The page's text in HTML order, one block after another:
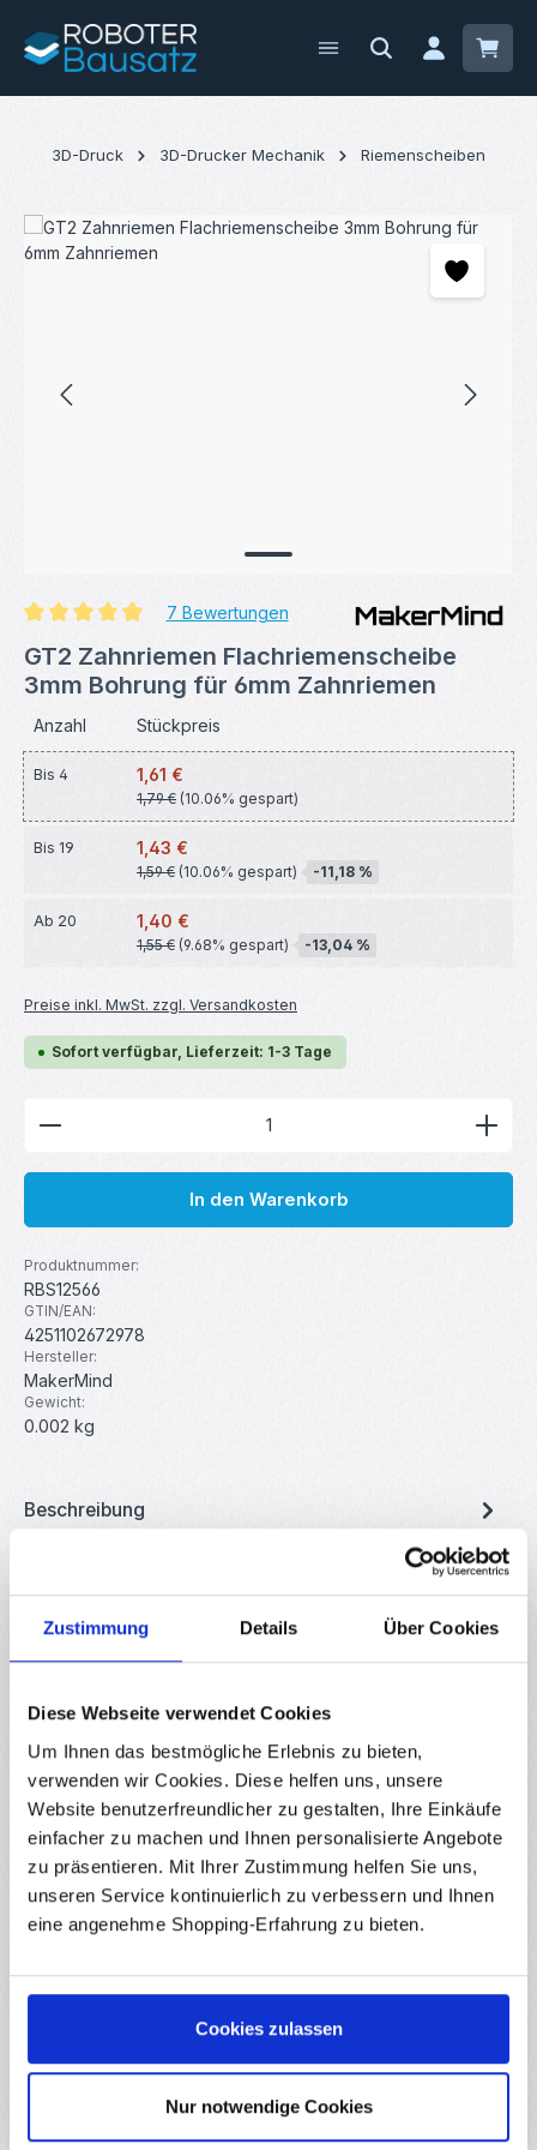
Zustimmung Details Über Cookies
Diese Webseite verwendet Cookies
Um Ihnen das bestmögliche Erlebnis zu bieten,
verwenden wir Cookies. Diese helfen uns, unsere
Website benutzerfreundlicher zu gestalten, Ihre Einkäufe
einfacher zu machen und Ihnen personalisierte Angebote
zu präsentieren. Mit Ihrer Zustimmung helfen Sie uns,
unseren Service kontinuierlich zu verbessern und Ihnen
eine angenehme Shopping-Erfahrung zu bieten.
Cookies zulassen
Nur notwendige Cookies
Zum Hauptinhalt springen
3D-Druck 3D-Drucker Mechanik Riemenscheiben
Bildergalerie überspringen
7 Bewertungen
GT2 Zahnriemen Flachriemenscheibe
3mm Bohrung für 6mm Zahnriemen
Anzahl Stückpreis
Bis 4 1,61 €
1,79 € (10.06% gespart)
Bis 19 1,43 €
1,59 € (10.06% gespart) -11,18 %
Ab 20 1,40 €
1,55 € (9.68% gespart) -13,04 %
Preise inkl. MwSt. zzgl. Versandkosten
Sofort verfügbar, Lieferzeit: 1-3 Tage
Produkt Anzahl: Gib den gewünschten Wert ein
In den Warenkorb
Produktnummer:
RBS12566
GTIN/EAN:
4251102672978
Hersteller:
MakerMind
Gewicht:
0.002 kg
Beschreibung
Bohrung passend für GT2 Zahnriemen. Eignet sich ideal als
Umlenkrolle für die Ach…Mehr
Eigenschaften
Produktgalerie überspringen
Zubehör
30%
Durchschnittliche Bewertung von 5 von 5
(20)
faserverstärkt
RBS10161
und Fiberglas-Geflecht im Kern, ist speziell für lineare
Druckern, CNC-Maschinen, Robotern und Automaten. Durch das